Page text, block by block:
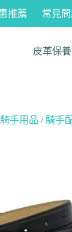
推薦 常見
皮革保養
騎手用品 / 騎手